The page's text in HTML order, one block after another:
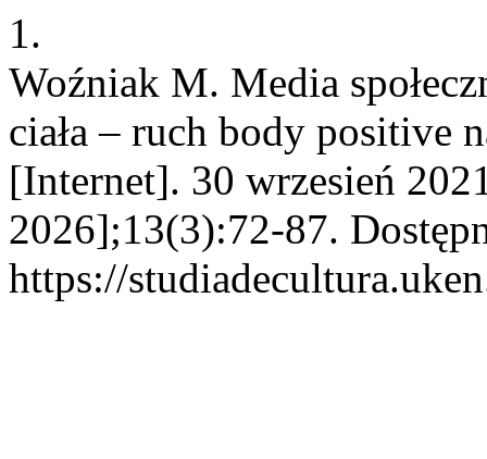
1.
Woźniak M. Media
ciała – ruch body positive
[Internet]. 30 wrzesień
2026];13(3):72-87.
https://